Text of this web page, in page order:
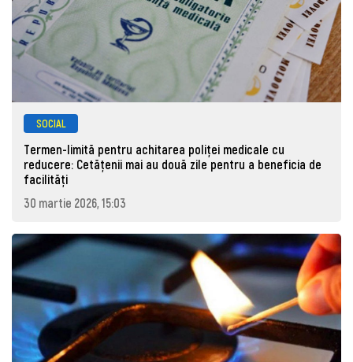
SOCIAL
Termen-limită pentru achitarea poliței medicale cu
reducere: Cetățenii mai au două zile pentru a beneficia de
facilități
30 martie 2026, 15:03